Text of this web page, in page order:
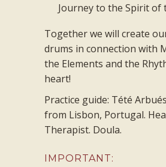
Journey to the Spirit of
Together we will create
drums in connection with
the Elements and the
heart!
Practice guide: Tété
from Lisbon, Portugal.
Therapist. Doula.
IMPORTANT: